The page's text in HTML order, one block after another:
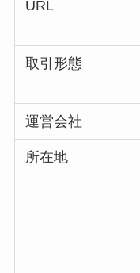
URL
取引形態
運営会社
所在地